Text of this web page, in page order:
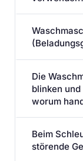
Die
blinken
worum
Beim
störende